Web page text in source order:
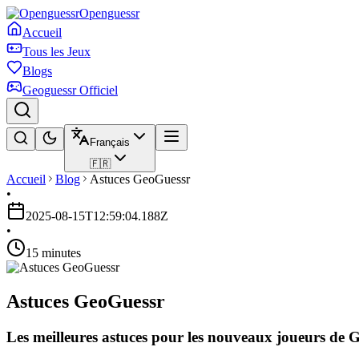
Openguessr
Accueil
Tous les Jeux
Blogs
Geoguessr Officiel
Français
🇫🇷
Accueil Blog
Astuces GeoGuessr
•
2025-08-15T12:59:04.188Z
•
15 minutes
Astuces GeoGuessr
Les meilleures astuces pour les nouveaux joueurs de